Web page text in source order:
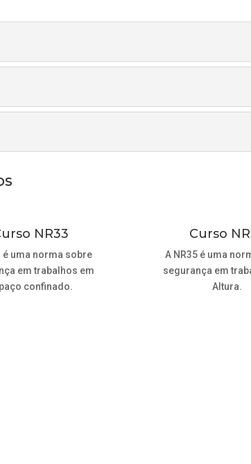
NR33
é uma norma sobre
em trabalhos em
confinado.
Curso
A NR35 é uma
segurança em
Altura.